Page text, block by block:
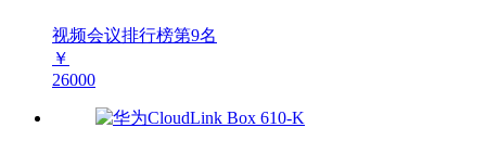
视频会议排行榜第9名
￥
26000